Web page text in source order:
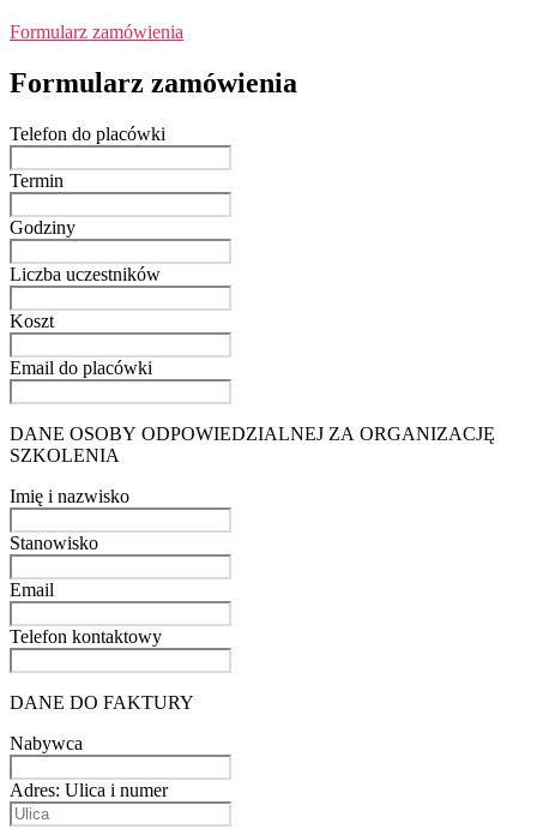
Formularz zamówienia
Formularz zamówienia
Telefon do placówki
Termin
Godziny
Liczba uczestników
Koszt
Email do placówki
DANE OSOBY ODPOWIEDZIALNEJ ZA ORGANIZACJĘ
SZKOLENIA
Imię i nazwisko
Stanowisko
Email
Telefon kontaktowy
DANE DO FAKTURY
Nabywca
Adres: Ulica i numer